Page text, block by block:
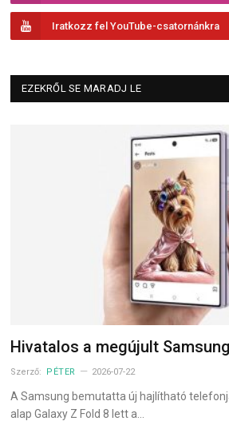
Iratkozz fel YouTube-csatornánkra
EZEKRŐL SE MARADJ LE
Hivatalos a megújult
Szerző: PÉTER 2026-07-22
A Samsung bemutatta új hajlítható
alap Galaxy Z Fold 8 lett a…